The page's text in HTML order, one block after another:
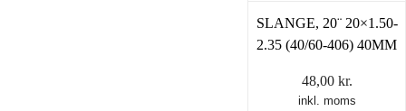
SLANGE, 20¨ 20×1.50-
2.35 (40/60-406) 40MM
48,00 kr.
inkl. moms